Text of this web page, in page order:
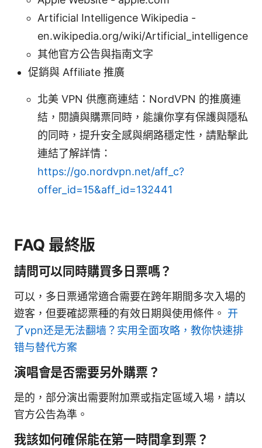
Artificial Intelligence Wikipedia -
en.wikipedia.org/wiki/Artificial_intelligence
其他官方公告與指南文字
促銷與 Affiliate 推廣
北美 VPN 供應商連結：NordVPN 的推廣連
結，閱讀與購票同時，能讓你享有保護與隱私
的同時，提升安全感與網路穩定性，請點擊此
連結了解詳情：
https://go.nordvpn.net/aff_c?
offer_id=15&aff_id=132441
FAQ 最終版
請問可以同時購買多日票嗎？
可以，多日票通常適合需要在跨年期間多次入場的
遊客，但要確認票種的有效日期與使用條件。 开
了vpn还是无法翻墙？实用全面攻略，教你快速排
错与替代方案
演唱會是否需要另外購票？
是的，部分演出需要附加票或指定區域入場，請以
官方公告為準。
我該如何確保能在第一時間拿到票？